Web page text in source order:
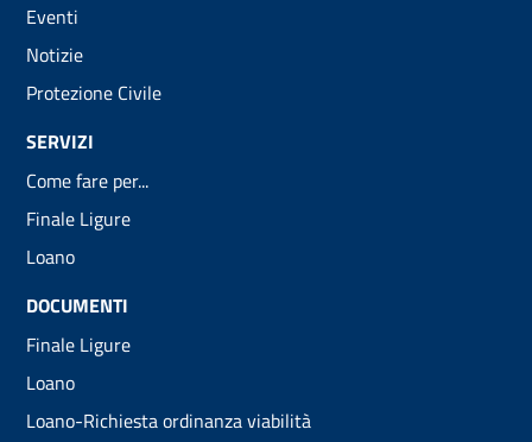
Eventi
Notizie
Protezione Civile
SERVIZI
Come fare per...
Finale Ligure
Loano
DOCUMENTI
Finale Ligure
Loano
Loano-Richiesta ordinanza viabilità